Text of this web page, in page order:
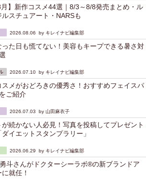
月】新作コスメ44選｜8/3～8/8発売まとめ・ル
スチュアート・NARSも
2026.08.06 by キレイナビ編集部
った日も慌てない！美容もキープできる暑さ対
2026.07.10 by キレイナビ編集部
スメがおどろきの優秀さ！おすすめフェイスパ
ご紹介
2026.07.03 by 山田麻衣子
が続かない人必見！写真を投稿してプレゼント
イエットスタンプラリー」
2026.06.29 by キレイナビ編集部
斗さんがドクターシーラボ®の新ブランドア
就任！